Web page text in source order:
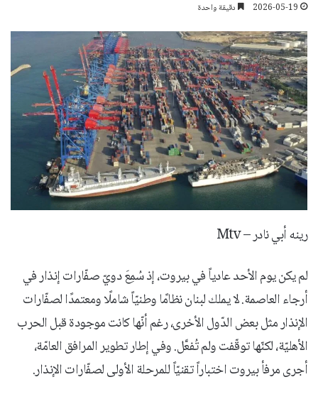
2026-05-19 دقيقة واحدة
رينه أبي نادر – Mtv
لم يكن يوم الأحد عادياً في بيروت، إذ سُمِعَ دويّ صفّارات إنذار في
أرجاء العاصمة. لا يملك لبنان نظامًا وطنيّاً شاملًا ومعتمدًا لصفّارات
الإنذار مثل بعض الدّول الأخرى، رغم أنّها كانت موجودة قبل الحرب
الأهليّة، لكنّها توقّفت ولم تُفعَّل. وفي إطار تطوير المرافق العامّة،
أجرى مرفأ بيروت اختباراً تقنيّاً للمرحلة الأولى لصفّارات الإنذار.